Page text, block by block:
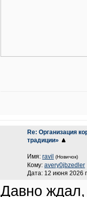
Re: Организация
традиции»
Имя: ravil (Новичок)
Кому: avery0jbzedler
Дата: 12 июня 2026
Давно ждал,